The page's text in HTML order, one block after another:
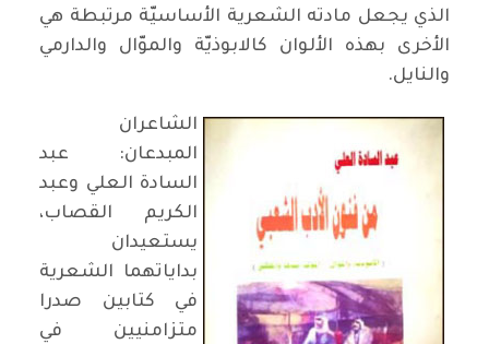
الذي يجعل مادته الشعرية الأساسيّة مرتبطة هي
الأخرى بهذه الألوان كالابوذيّة والموّال والدارمي
والنايل.
الشاعران
المبدعان: عبد
السادة العلي وعبد
الكريم القصاب،
يستعيدان
بداياتهما الشعرية
في كتابين صدرا
متزامنيين في